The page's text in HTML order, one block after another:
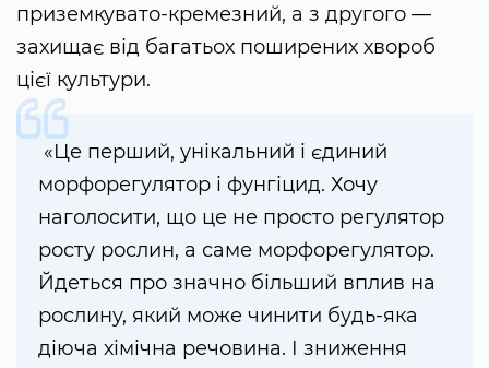
приземкувато-кремезний, а з другого —
захищає від багатьох поширених хвороб
цієї культури.
«Це перший, унікальний і єдиний
морфорегулятор і фунгіцид. Хочу
наголосити, що це не просто регулятор
росту рослин, а саме морфорегулятор.
Йдеться про значно більший вплив на
рослину, який може чинити будь-яка
діюча хімічна речовина. І зниження